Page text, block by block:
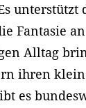
unterstützt
Fantasie
Alltag
ihren
es